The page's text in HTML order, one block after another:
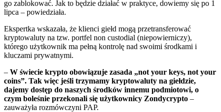
go zablokować. Jak to będzie działać w praktyce, dowiemy się po 1
lipca – powiedziała.
Ekspertka wskazała, że klienci giełd mogą przetransferować
kryptowaluty na tzw. portfel non custodial (niepowierniczy),
którego użytkownik ma pełną kontrolę nad swoimi środkami i
kluczami prywatnymi.
– W świecie krypto obowiązuje zasada „not your keys, not your
coins”. Tak więc jeśli trzymamy kryptowaluty na giełdzie,
dajemy dostęp do naszych środków innemu podmiotowi, o
czym boleśnie przekonali się użytkownicy Zondycrypto –
zauważyła rozmówczyni PAP.